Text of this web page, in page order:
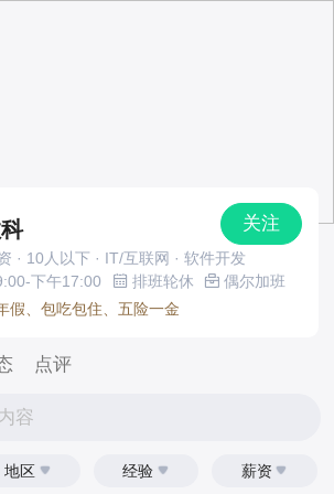
关注
· 10人以下 · IT/互联网 · 软件开发
下午17:00
排班轮休
偶尔加班
假、包吃包住、五险一金
点评
容
地区 经验 薪资